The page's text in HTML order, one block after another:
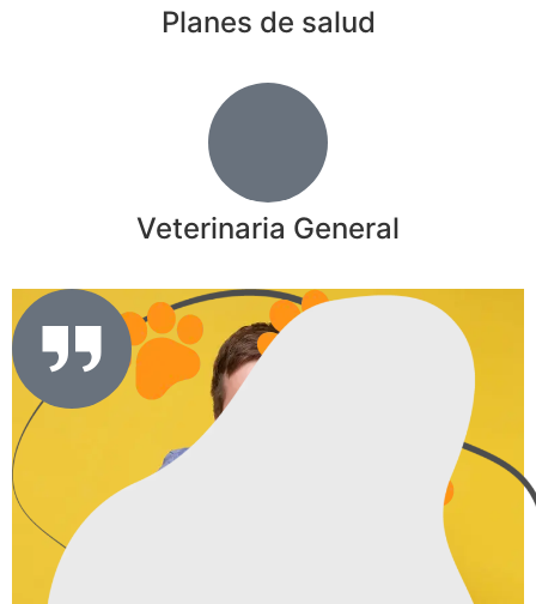
Veterinaria General
Planes de salud